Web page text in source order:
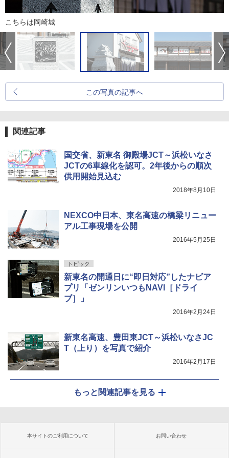
こちらは岡崎城
この写真の記事へ
関連記事
国交省、新東名 御殿場JCT～浜松いなさ
JCTの6車線化を認可。2年後からの順次
供用開始見込む
2018年8月10日
NEXCO中日本、東名高速の橋梁リニュー
アル工事現場を公開
2016年5月25日
トピック
新東名の開通日に“即日対応”したナビア
プリ「ゼンリンいつもNAVI［ドライ
ブ］」
2016年2月24日
新東名高速、豊田東JCT～浜松いなさJC
T（上り）を写真で紹介
2016年2月17日
もっと関連記事を見る
本サイトのご利用について お問い合わせ